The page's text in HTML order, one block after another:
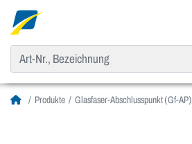
Produkte Glasfaser-Abschlusspunkt (Gf-AP)